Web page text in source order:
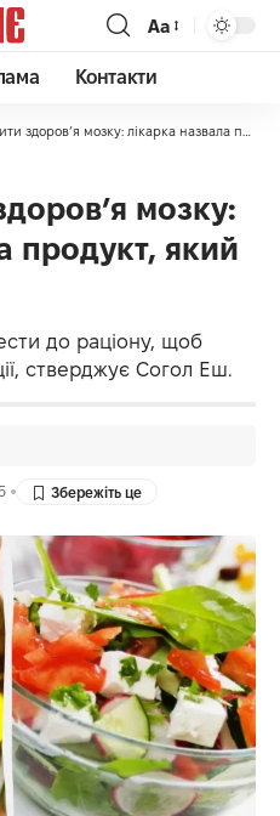
Аа
Контакти
мозку: лікарка назвала продукт, який їсть щодня
мозку:
продукт, який
до раціону, щоб
стверджує Согол Еш.